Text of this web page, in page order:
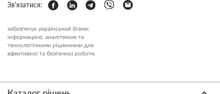
Зв'язатися:
забезпечує український бізнес
інформацією, аналітикою та
технологічними рішеннями для
ефективної та безпечної роботи.